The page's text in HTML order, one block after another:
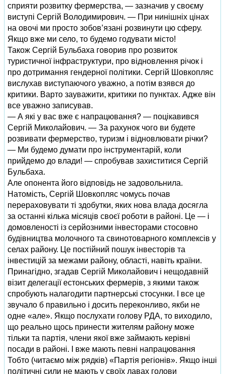
сприяти розвитку фермерства, — зазначив у своєму
виступі Сергій Володимирович. — При нинішніх цінах
на овочі ми просто зобов’язані розвинути цю сферу.
Якщо вже ми село, то будемо годувати місто!
Також Сергій Бульбаха говорив про розвиток
туристичної інфраструктури, про відновлення річок і
про дотримання гендерної політики. Сергій Шовкопляс
вислухав виступаючого уважно, а потім взявся до
критики. Варто зауважити, критики по пунктах. Адже він
все уважно записував.
— А які у вас вже є напрацювання? — поцікавився
Сергій Миколайович. — За рахунок чого ви будете
розвивати фермерство, туризм і відновлювати річки?
— Ми будемо думати про інструментарій, коли
прийдемо до влади! — спробував захиститися Сергій
Бульбаха.
Але опонента його відповідь не задовольнила.
Натомість, Сергій Шовкопляс чомусь почав
перераховувати ті здобутки, яких нова влада досягла
за останні кілька місяців своєї роботи в районі. Це — і
домовленості із серйозними інвесторами стосовно
будівництва молочного та свинотоварного комплексів у
селах району. Це постійний пошук інвесторів та
інвестицій за межами району, області, навіть країни.
Принагідно, згадав Сергій Миколайович і нещодавній
візит делегації естонських фермерів, з якими також
спробують налагодити партнерські стосунки. І все це
звучало б правильно і досить переконливо, якби не
одне «але». Якщо послухати голову РДА, то виходило,
що реально щось принести жителям району може
тільки та партія, члени якої вже займають керівні
посади в районі. І вже мають певні напрацювання
Тобто (читаємо між рядків) «Партія регіонів». Якщо інші
політичні сили не мають у своїх лавах голови